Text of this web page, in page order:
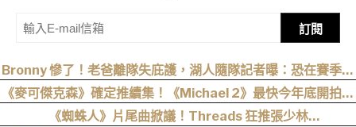
訂閱
Bronny 慘了！老爸離隊失庇護，湖人隨隊記者曝：恐在賽季開
打前遭裁掉！
《麥可傑克森》確定推續集！《Michael 2》最快今年底開拍、
上映時間曝光
《蜘蛛人》片尾曲掀議！Threads 狂推張少林